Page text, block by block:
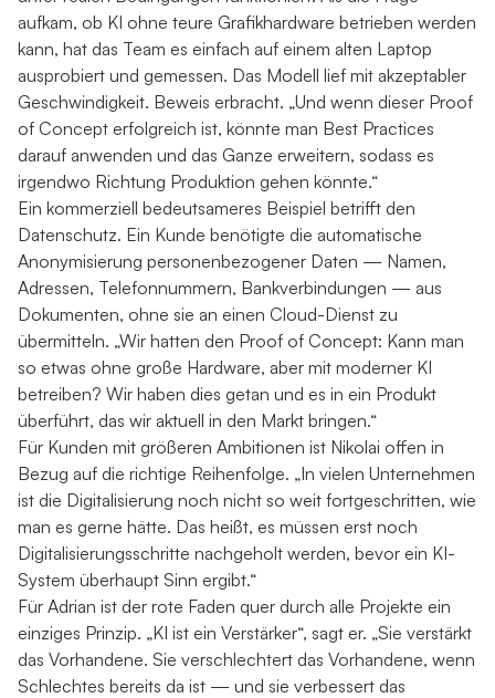
aufkam, ob KI ohne teure Grafikhardware betrieben werden
kann, hat das Team es einfach auf einem alten Laptop
ausprobiert und gemessen. Das Modell lief mit akzeptabler
Geschwindigkeit. Beweis erbracht. „Und wenn dieser Proof
of Concept erfolgreich ist, könnte man Best Practices
darauf anwenden und das Ganze erweitern, sodass es
irgendwo Richtung Produktion gehen könnte.“
Ein kommerziell bedeutsameres Beispiel betrifft den
Datenschutz. Ein Kunde benötigte die automatische
Anonymisierung personenbezogener Daten — Namen,
Adressen, Telefonnummern, Bankverbindungen — aus
Dokumenten, ohne sie an einen Cloud-Dienst zu
übermitteln. „Wir hatten den Proof of Concept: Kann man
so etwas ohne große Hardware, aber mit moderner KI
betreiben? Wir haben dies getan und es in ein Produkt
überführt, das wir aktuell in den Markt bringen.“
Für Kunden mit größeren Ambitionen ist Nikolai offen in
Bezug auf die richtige Reihenfolge. „In vielen Unternehmen
ist die Digitalisierung noch nicht so weit fortgeschritten, wie
man es gerne hätte. Das heißt, es müssen erst noch
Digitalisierungsschritte nachgeholt werden, bevor ein KI-
System überhaupt Sinn ergibt.“
Für Adrian ist der rote Faden quer durch alle Projekte ein
einziges Prinzip. „KI ist ein Verstärker“, sagt er. „Sie verstärkt
das Vorhandene. Sie verschlechtert das Vorhandene, wenn
Schlechtes bereits da ist — und sie verbessert das